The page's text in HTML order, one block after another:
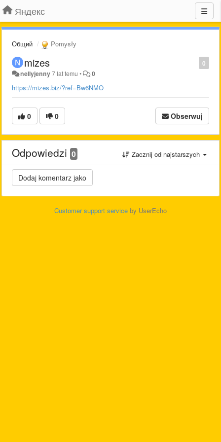
Яндекс
Общий Pomysły
0
mizes
nellyjenny7 lat temu • 0
https://mizes.biz/?ref=Bw6NMO
0 0 Obserwuj
Odpowiedzi 0 Zacznij od najstarszych
Customer support service by UserEcho